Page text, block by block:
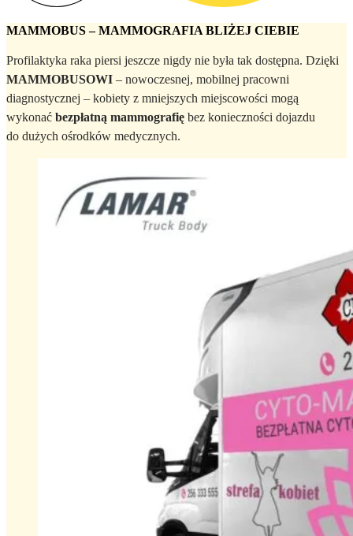
MAMMOBUS – MAMMOGRAFIA BLIŻEJ CIEBIE
Profilaktyka raka piersi jeszcze nigdy nie była tak dostępna. Dzięki
MAMMOBUSOWI – nowoczesnej, mobilnej pracowni
diagnostycznej – kobiety z mniejszych miejscowości mogą
wykonać bezpłatną mammografię bez konieczności dojazdu
do dużych ośrodków medycznych.